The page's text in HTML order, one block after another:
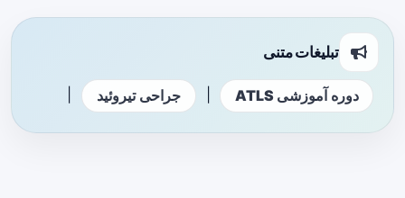
تبلیغات متنی
دوره آموزشی ATLS جراحی تیروئید